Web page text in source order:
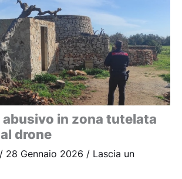
in zona tutelata
drone
/ 28 Gennaio 2026 / Lascia un